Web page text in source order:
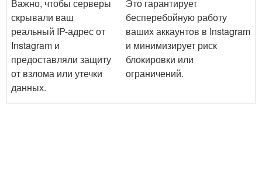
Важно, чтобы серверы
скрывали ваш
реальный IP-адрес от
Instagram и
предоставляли защиту
от взлома или утечки
данных.
Это гарантирует
бесперебойную работу
ваших аккаунтов в Instagram
и минимизирует риск
блокировки или
ограничений.